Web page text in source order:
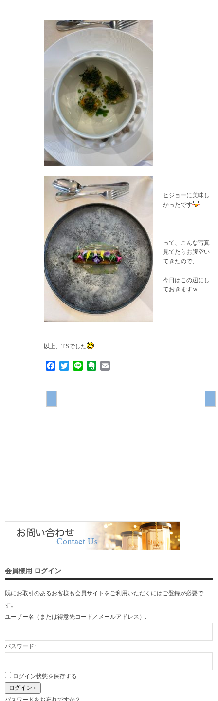
ヒジョーに美味し
かったです
って、こんな写真
見てたらお腹空い
てきたので、
今日はこの辺にし
ておきますｗ
以上、T.Sでした
FacebookTwitterLine Evernote
会員様用 ログイン
既にお取引のあるお客様も会員サイトをご利用いただくにはご登録が必要で
す。
ユーザー名（または得意先コード／メールアドレス）:
パスワード:
ログイン状態を保存する
パスワードをお忘れですか？